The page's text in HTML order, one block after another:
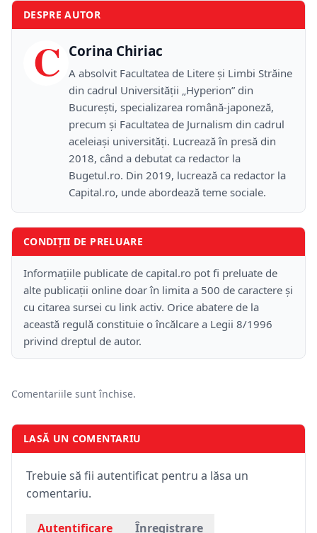
DESPRE AUTOR
C Corina Chiriac
A absolvit Facultatea de Litere și Limbi Străine
din cadrul Universității „Hyperion” din
București, specializarea română-japoneză,
precum și Facultatea de Jurnalism din cadrul
aceleiași universități. Lucrează în presă din
2018, când a debutat ca redactor la
Bugetul.ro. Din 2019, lucrează ca redactor la
Capital.ro, unde abordează teme sociale.
CONDIȚII DE PRELUARE
Informațiile publicate de capital.ro pot fi preluate de
alte publicații online doar în limita a 500 de caractere și
cu citarea sursei cu link activ. Orice abatere de la
această regulă constituie o încălcare a Legii 8/1996
privind dreptul de autor.
Comentariile sunt închise.
LASĂ UN COMENTARIU
Trebuie să fii autentificat pentru a lăsa un
comentariu.
Autentificare Înregistrare